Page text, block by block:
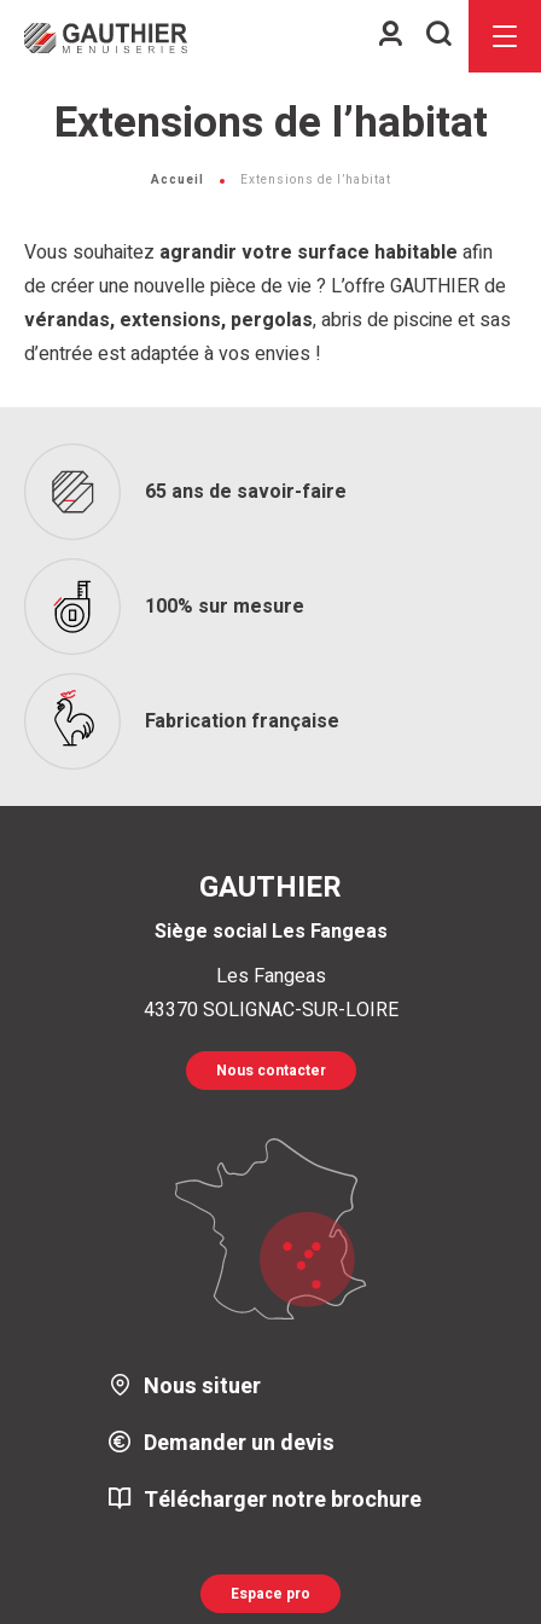
Espace
Menu
Extensions de l’habitat
Accueil Extensions de l’habitat
Vous souhaitez agrandir votre surface habitable afin
de créer une nouvelle pièce de vie ? L’offre GAUTHIER de
vérandas, extensions, pergolas, abris de piscine et sas
d’entrée est adaptée à vos envies !
65 ans de savoir-faire
100% sur mesure
Fabrication française
GAUTHIER
Siège social Les Fangeas
Les Fangeas
43370SOLIGNAC-SUR-LOIRE
Nous contacter
Nous situer
Demander un devis
Télécharger notre brochure
Espace pro